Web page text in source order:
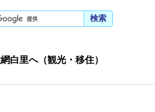
検索
白里へ（観光・移住）